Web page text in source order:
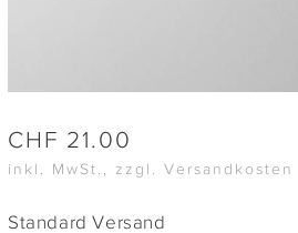
CHF 21.00
inkl. MwSt., zzgl. Versandkosten
Standard Versand